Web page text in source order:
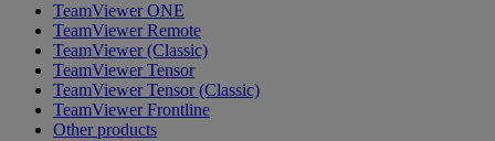
TeamViewer ONE
TeamViewer Remote
TeamViewer (Classic)
TeamViewer Tensor
TeamViewer Tensor (Classic)
TeamViewer Frontline
Other products